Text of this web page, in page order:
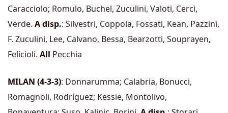
Caracciolo; Romulo, Buchel, Zuculini, Valoti, Cerci,
Verde. A disp.: Silvestri, Coppola, Fossati, Kean, Pazzini,
F. Zuculini, Lee, Calvano, Bessa, Bearzotti, Souprayen,
Felicioli. All Pecchia
MILAN (4-3-3): Donnarumma; Calabria, Bonucci,
Romagnoli, Rodríguez; Kessie, Montolivo,